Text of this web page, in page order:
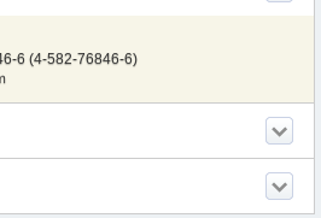
6 (4-582-76846-6)